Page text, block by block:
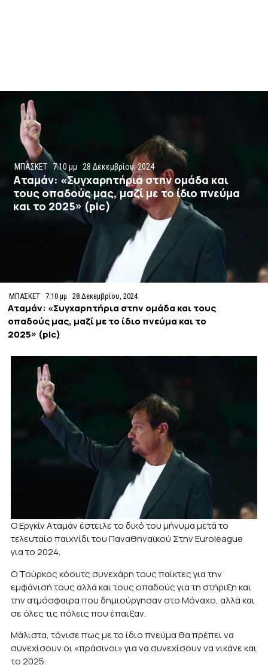
ΜΠΑΣΚΕΤ 7:10 μμ 28 Δεκεμβρίου, 2024
Αταμάν: «Συγχαρητήρια στην ομάδα και
τους οπαδούς μας, μαζί με το ίδιο πνεύμα
και το 2025» (pic)
ΜΠΑΣΚΕΤ 7:10 μμ 28 Δεκεμβρίου, 2024
Αταμάν: «Συγχαρητήρια στην ομάδα και τους
οπαδούς μας, μαζί με το ίδιο πνεύμα και το
2025» (pic)
Ο Εργκίν Αταμάν έστειλε το δικό του μήνυμα μετά το
τελευταίο παιχνίδι του Παναθηναϊκού Στην Euroleague
για το 2024.
Ο Τούρκος κόουτς συνεχάρη τους παίκτες για την
εμφάνισή τους αλλά και τους οπαδούς για τη στήριξη και
την ατμόσφαιρα που δημιούργησαν στο Μόναχο, αλλά και
σε όλες τις πόλεις που έπαιξαν.
Μάλιστα, τόνισε πως με το ίδιο πνεύμα θα πρέπει να
συνεχίσουν οι «πράσινοι» για να συνεχίσουν να νικάνε και
το 2025.